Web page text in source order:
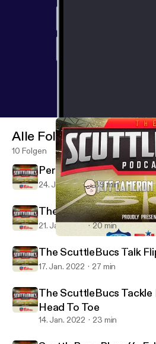
The ScuttleBucs --
Alle Folgen
10 Folgen
Perspective Time On
24. Jan. 2022 39 min
The ScuttleBucs Dive
21. Jan. 2022 20 min
The ScuttleBucs Talk
17. Jan. 2022 27 min
The ScuttleBucs
Head To Toe
14. Jan. 2022 23 min